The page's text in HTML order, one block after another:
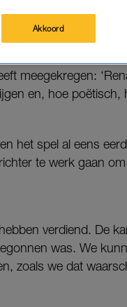
maken voor het
die worden
meegekregen:
en, hoe poëtisch,
het spel al eens
te werk gaan
verdiend. De
was. We
zoals we dat
Akkoord